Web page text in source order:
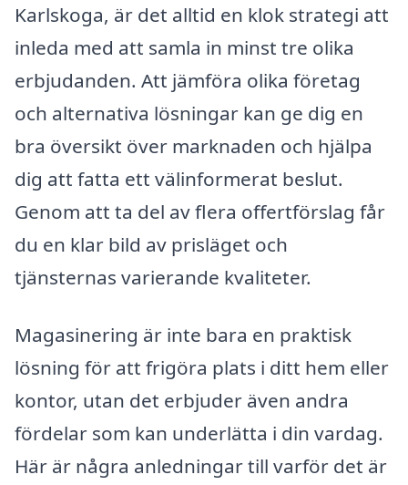
Karlskoga, är det alltid en klok strategi att
inleda med att samla in minst tre olika
erbjudanden. Att jämföra olika företag
och alternativa lösningar kan ge dig en
bra översikt över marknaden och hjälpa
dig att fatta ett välinformerat beslut.
Genom att ta del av flera offertförslag får
du en klar bild av prisläget och
tjänsternas varierande kvaliteter.
Magasinering är inte bara en praktisk
lösning för att frigöra plats i ditt hem eller
kontor, utan det erbjuder även andra
fördelar som kan underlätta i din vardag.
Här är några anledningar till varför det är